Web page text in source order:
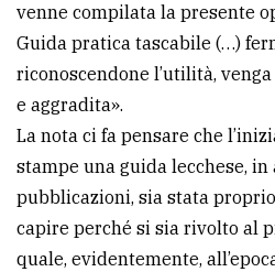
venne compilata la presente
Guida pratica tascabile (…)
riconoscendone l’utilità,
e aggradita».
La nota ci fa pensare che
stampe una guida lecchese,
pubblicazioni, sia stata
capire perché si sia rivolto al
quale, evidentemente,